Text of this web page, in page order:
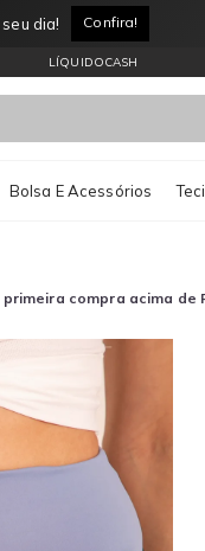
dia! Confira!
LÍQUIDOCASH
Bolsa E Acessórios
primeira compra acima de